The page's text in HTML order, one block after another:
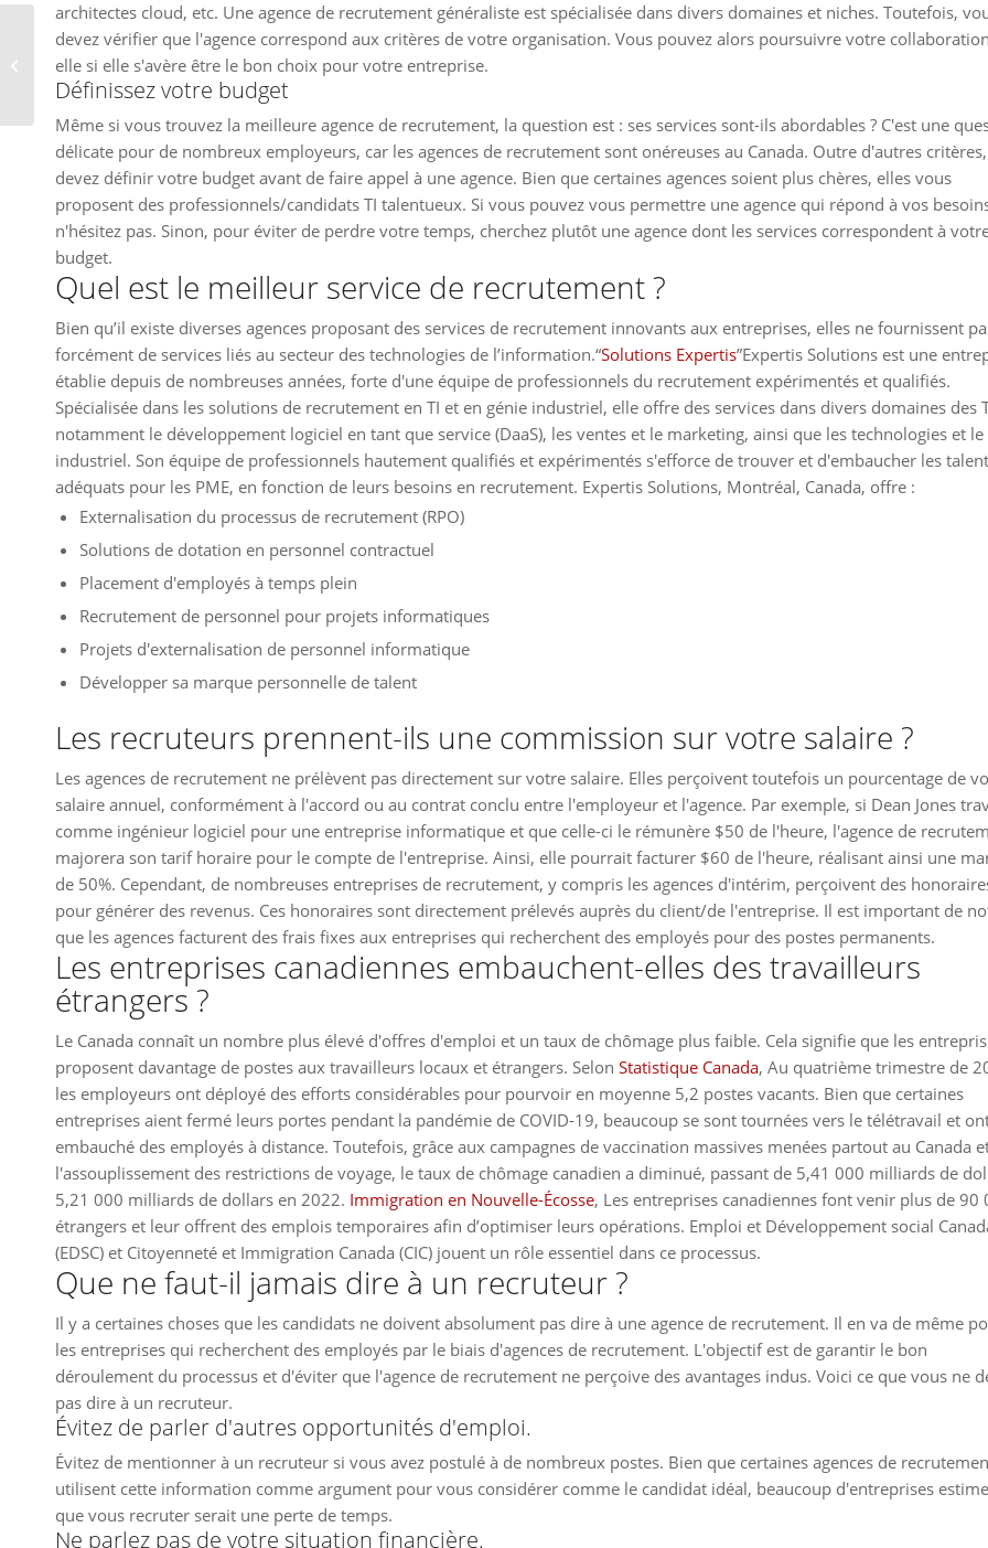
architectes cloud, etc. Une agence de recrutement généraliste est spécialisée dans divers domaines et niches. Toutefois,
devez vérifier que l'agence correspond aux critères de votre organisation. Vous pouvez alors poursuivre votre
elle si elle s'avère être le bon choix pour votre entreprise.
Définissez votre budget
Même si vous trouvez la meilleure agence de recrutement, la question est : ses services sont-ils abordables ? C'est une
délicate pour de nombreux employeurs, car les agences de recrutement sont onéreuses au Canada. Outre d'autres
devez définir votre budget avant de faire appel à une agence. Bien que certaines agences soient plus chères, elles vous
proposent des professionnels/candidats TI talentueux. Si vous pouvez vous permettre une agence qui répond à vos
n'hésitez pas. Sinon, pour éviter de perdre votre temps, cherchez plutôt une agence dont les services correspondent à
budget.
Quel est le meilleur service de recrutement ?
Bien qu’il existe diverses agences proposant des services de recrutement innovants aux entreprises, elles ne fournissent
forcément de services liés au secteur des technologies de l’information.“Solutions Expertis”Expertis Solutions est une
établie depuis de nombreuses années, forte d'une équipe de professionnels du recrutement expérimentés et qualifiés.
Spécialisée dans les solutions de recrutement en TI et en génie industriel, elle offre des services dans divers domaines des
notamment le développement logiciel en tant que service (DaaS), les ventes et le marketing, ainsi que les technologies et le
industriel. Son équipe de professionnels hautement qualifiés et expérimentés s'efforce de trouver et d'embaucher les
adéquats pour les PME, en fonction de leurs besoins en recrutement. Expertis Solutions, Montréal, Canada, offre :
Externalisation du processus de recrutement (RPO)
Solutions de dotation en personnel contractuel
Placement d'employés à temps plein
Recrutement de personnel pour projets informatiques
Projets d'externalisation de personnel informatique
Développer sa marque personnelle de talent
Les recruteurs prennent-ils une commission sur votre salaire ?
Les agences de recrutement ne prélèvent pas directement sur votre salaire. Elles perçoivent toutefois un pourcentage de
salaire annuel, conformément à l'accord ou au contrat conclu entre l'employeur et l'agence. Par exemple, si Dean Jones
comme ingénieur logiciel pour une entreprise informatique et que celle-ci le rémunère $50 de l'heure, l'agence de
majorera son tarif horaire pour le compte de l'entreprise. Ainsi, elle pourrait facturer $60 de l'heure, réalisant ainsi une
de 50%. Cependant, de nombreuses entreprises de recrutement, y compris les agences d'intérim, perçoivent des
pour générer des revenus. Ces honoraires sont directement prélevés auprès du client/de l'entreprise. Il est important de
que les agences facturent des frais fixes aux entreprises qui recherchent des employés pour des postes permanents.
Les entreprises canadiennes embauchent-elles des travailleurs
étrangers ?
Le Canada connaît un nombre plus élevé d'offres d'emploi et un taux de chômage plus faible. Cela signifie que les
proposent davantage de postes aux travailleurs locaux et étrangers. Selon Statistique Canada, Au quatrième trimestre de
les employeurs ont déployé des efforts considérables pour pourvoir en moyenne 5,2 postes vacants. Bien que certaines
entreprises aient fermé leurs portes pendant la pandémie de COVID-19, beaucoup se sont tournées vers le télétravail et
embauché des employés à distance. Toutefois, grâce aux campagnes de vaccination massives menées partout au Canada
l'assouplissement des restrictions de voyage, le taux de chômage canadien a diminué, passant de 5,41 000 milliards de
5,21 000 milliards de dollars en 2022. Immigration en Nouvelle-Écosse, Les entreprises canadiennes font venir plus de 90
étrangers et leur offrent des emplois temporaires afin d’optimiser leurs opérations. Emploi et Développement social
(EDSC) et Citoyenneté et Immigration Canada (CIC) jouent un rôle essentiel dans ce processus.
Que ne faut-il jamais dire à un recruteur ?
Il y a certaines choses que les candidats ne doivent absolument pas dire à une agence de recrutement. Il en va de même
les entreprises qui recherchent des employés par le biais d'agences de recrutement. L'objectif est de garantir le bon
déroulement du processus et d'éviter que l'agence de recrutement ne perçoive des avantages indus. Voici ce que vous ne
pas dire à un recruteur.
Évitez de parler d'autres opportunités d'emploi.
Évitez de mentionner à un recruteur si vous avez postulé à de nombreux postes. Bien que certaines agences de
utilisent cette information comme argument pour vous considérer comme le candidat idéal, beaucoup d'entreprises
que vous recruter serait une perte de temps.
Ne parlez pas de votre situation financière.
Comment obtenir un
permis de conduire au
Québec